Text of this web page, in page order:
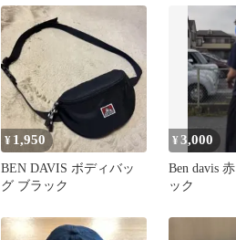
¥ 1,950
BEN DAVIS ボディバッ
グ ブラック
¥3,000
Ben davis
ック